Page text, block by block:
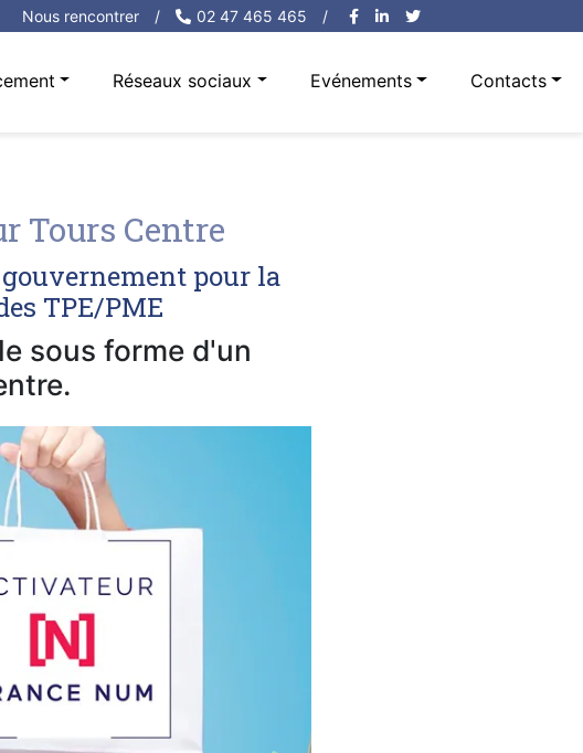
Nous rencontrer / 02 47 465 465 /
Réseaux sociaux Evénements Contacts
Tours Centre
pour la
TPE/PME
sous forme d'un